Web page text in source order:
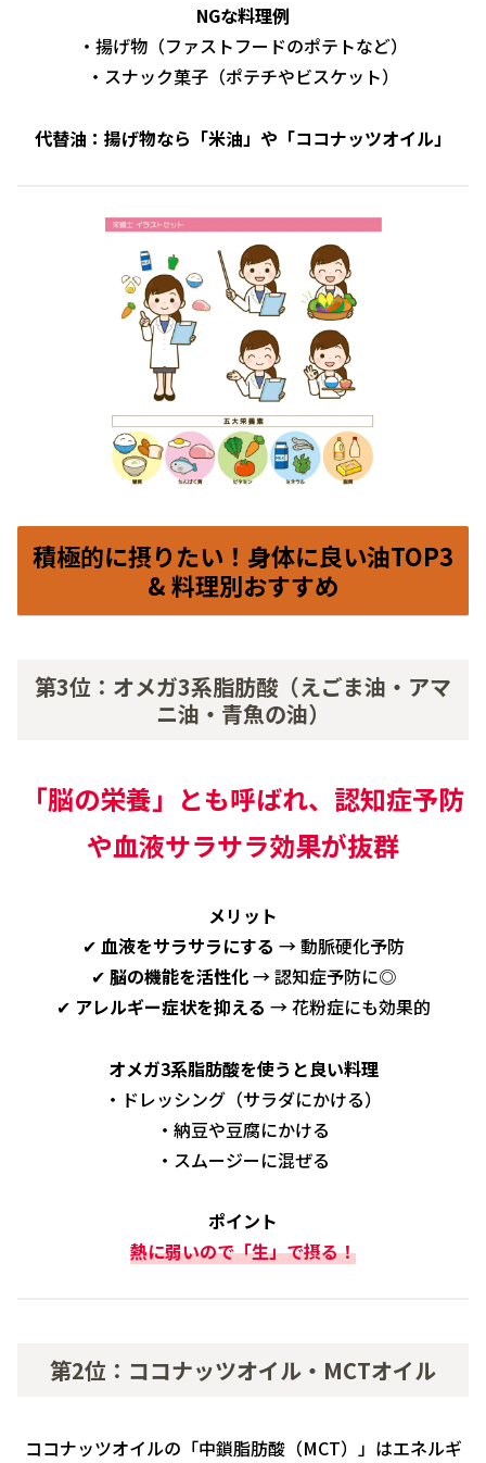
NGな料理例
・揚げ物（ファストフードのポテトなど）
・スナック菓子（ポテチやビスケット）
代替油：揚げ物なら「米油」や「ココナッツオイル」
積極的に摂りたい！身体に良い油TOP3
& 料理別おすすめ
第3位：オメガ3系脂肪酸（えごま油・アマ
ニ油・青魚の油）
「脳の栄養」とも呼ばれ、 認知症予防
や血液サラサラ効果が抜群
メリット
✔ 血液をサラサラにする → 動脈硬化予防
✔ 脳の機能を活性化→ 認知症予防に◎
✔ アレルギー症状を抑える → 花粉症にも効果的
オメガ3系脂肪酸を使うと良い料理
・ドレッシング（サラダにかける）
・納豆や豆腐にかける
・スムージーに混ぜる
ポイント
熱に弱いので「生」で摂る！
第2位：ココナッツオイル・MCTオイル
ココナッツオイルの「中鎖脂肪酸（MCT）」はエネルギ